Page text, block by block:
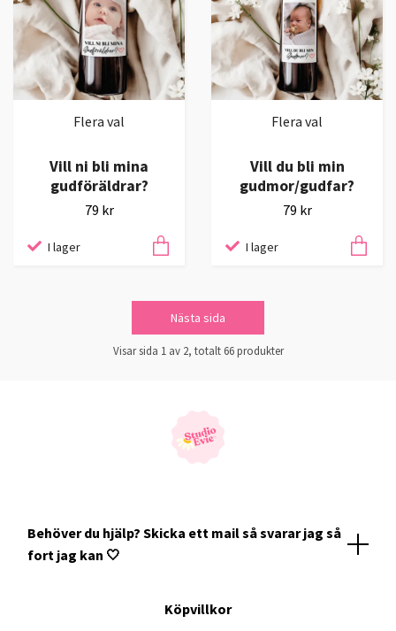
Flera val
Vill ni bli mina
gudföräldrar?
79 kr
I lager
Flera val
Vill du bli min
gudmor/gudfar?
79 kr
I lager
Nästa sida
Visar sida 1 av 2, totalt 66 produkter
Behöver du hjälp? Skicka ett mail så svarar jag så
fort jag kan 🤍
Köpvillkor